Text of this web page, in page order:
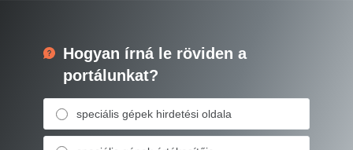
Hogyan írná le röviden a
portálunkat?
speciális gépek hirdetési oldala